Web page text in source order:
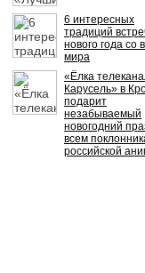
6 интересных
традиций
нового года со
мира
«Ёлка
Карусель» в
подарит
незабываемый
новогодний
всем
российской